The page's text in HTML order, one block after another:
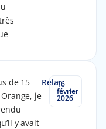
de 15
je
y avait
Relar
16
février
2026